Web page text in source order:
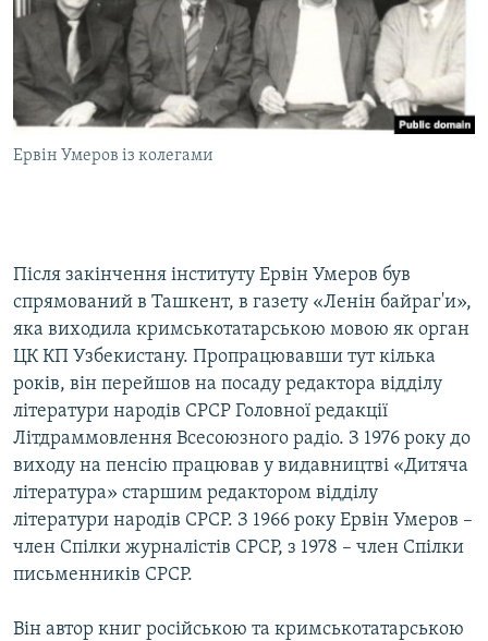
Ервін Умеров із колегами
Після закінчення інституту Ервін Умеров був
спрямований в Ташкент, в газету «Ленін байраг'и»,
яка виходила кримськотатарською мовою як орган
ЦК КП Узбекистану. Пропрацювавши тут кілька
років, він перейшов на посаду редактора відділу
літератури народів СРСР Головної редакції
Літдраммовлення Всесоюзного радіо. З 1976 року до
виходу на пенсію працював у видавництві «Дитяча
література» старшим редактором відділу
літератури народів СРСР. З 1966 року Ервін Умеров –
член Спілки журналістів СРСР, з 1978 – член Спілки
письменників СРСР.
Він автор книг російською та кримськотатарською